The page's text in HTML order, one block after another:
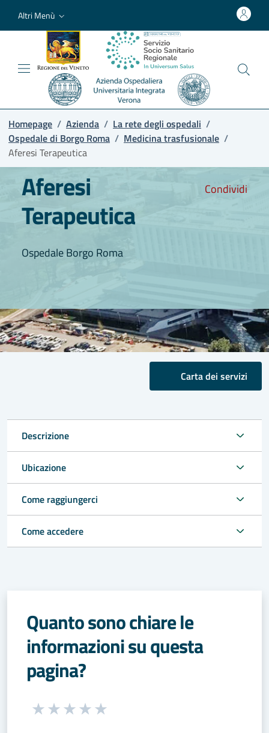
Altri Menù
Homepage / Azienda / La rete degli ospedali /
Ospedale di Borgo Roma / Medicina trasfusionale /
Aferesi Terapeutica
Condividi
Aferesi
Terapeutica
Ospedale Borgo Roma
Carta dei servizi
Descrizione
Ubicazione
Come raggiungerci
Come accedere
Quanto sono chiare le
informazioni su questa
pagina?
Seleziona una valutazione da 1 a 5 stelle